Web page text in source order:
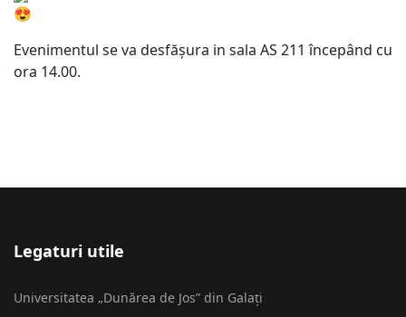
Evenimentul se va desfășura in sala AS 211 începând cu
ora 14.00.
Legaturi utile
Universitatea „Dunărea de Jos” din Galați